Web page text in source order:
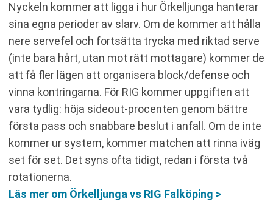
Nyckeln kommer att ligga i hur Örkelljunga hanterar
sina egna perioder av slarv. Om de kommer att hålla
nere servefel och fortsätta trycka med riktad serve
(inte bara hårt, utan mot rätt mottagare) kommer de
att få fler lägen att organisera block/defense och
vinna kontringarna. För RIG kommer uppgiften att
vara tydlig: höja sideout-procenten genom bättre
första pass och snabbare beslut i anfall. Om de inte
kommer ur system, kommer matchen att rinna iväg
set för set. Det syns ofta tidigt, redan i första två
rotationerna.
Läs mer om Örkelljunga vs RIG Falköping >